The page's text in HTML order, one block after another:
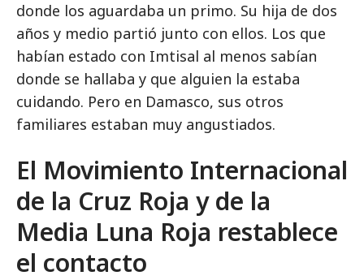
donde los aguardaba un primo. Su hija de dos
años y medio partió junto con ellos. Los que
habían estado con Imtisal al menos sabían
donde se hallaba y que alguien la estaba
cuidando. Pero en Damasco, sus otros
familiares estaban muy angustiados.
El Movimiento Internacional
de la Cruz Roja y de la
Media Luna Roja restablece
el contacto